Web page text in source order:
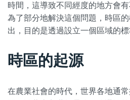
時間，這導致不同經度的地方會
為了部分地解決這個問題，時區
出，目的是透過設立一個區域的標
時區的起源
在農業社會的時代，世界各地通